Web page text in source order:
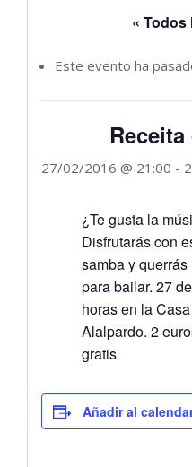
«
Este evento ha
27/02/2016 @ 21:00 -
¿Te gusta la
Disfrutarás con
samba y
para bailar. 27
horas en la
Alalpardo. 2
gratis
Añadir al